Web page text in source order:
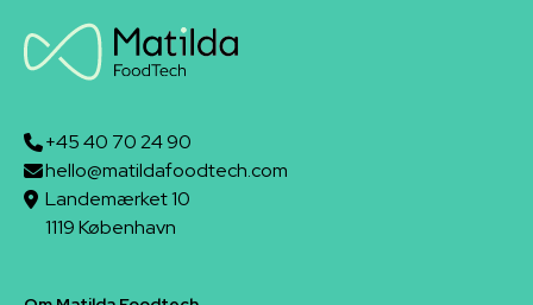
+45 40 70 24 90
hello@matildafoodtech.com
Landemærket 10
1119 København